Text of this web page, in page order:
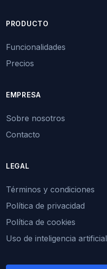
PRODUCTO
Funcionalidades
Precios
EMPRESA
Sobre nosotros
Contacto
LEGAL
Términos y condiciones
Política de privacidad
Política de cookies
Uso de inteligencia artificial